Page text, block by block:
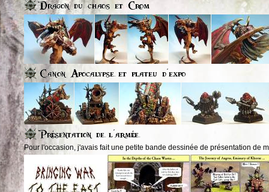
Pour l'occasion, j'avais fait une petite bande dessinée de présentation de